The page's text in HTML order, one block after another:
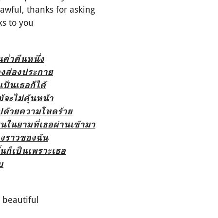
thanks for asking
to you
ค่ำคืนหนึ่ง
ส่องประกาย
นเธอก็ได้
ะไม่คุ้นหน้า
วยความโหดร้าย
นยามที่เธอผ่านเข้ามา
ราวของฉัน
เป็นเพราะเธอ
beautiful